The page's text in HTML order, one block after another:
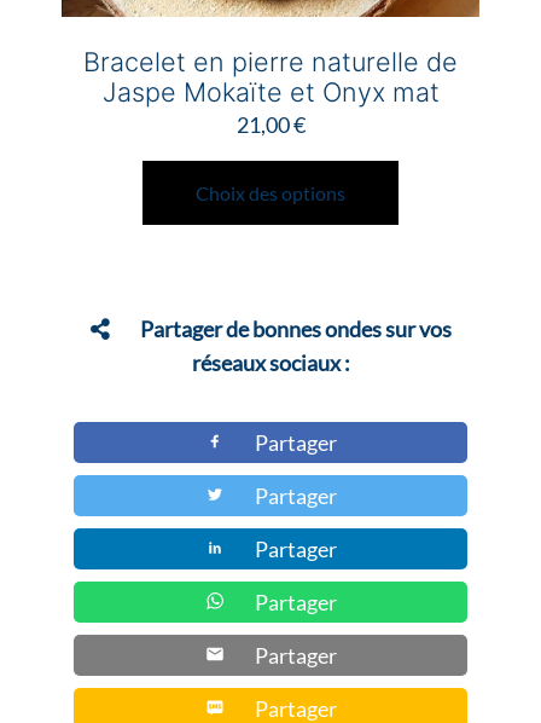
Bracelet en pierre naturelle de
Jaspe Mokaïte et Onyx mat
21,00€
Choix des options
Ce
a
Les
être
choisies
la
page
produit
Partager de bonnes ondes sur vos
réseaux sociaux :
Partager
Partager
Partager
Partager
Partager
Partager